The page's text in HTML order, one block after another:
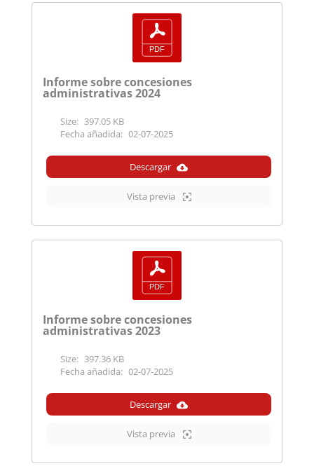
Informe sobre concesiones
administrativas 2024
Size: 397.05 KB
Fecha añadida: 02-07-2025
Descargar
Vista previa
Informe sobre concesiones
administrativas 2023
Size: 397.36 KB
Fecha añadida: 02-07-2025
Descargar
Vista previa